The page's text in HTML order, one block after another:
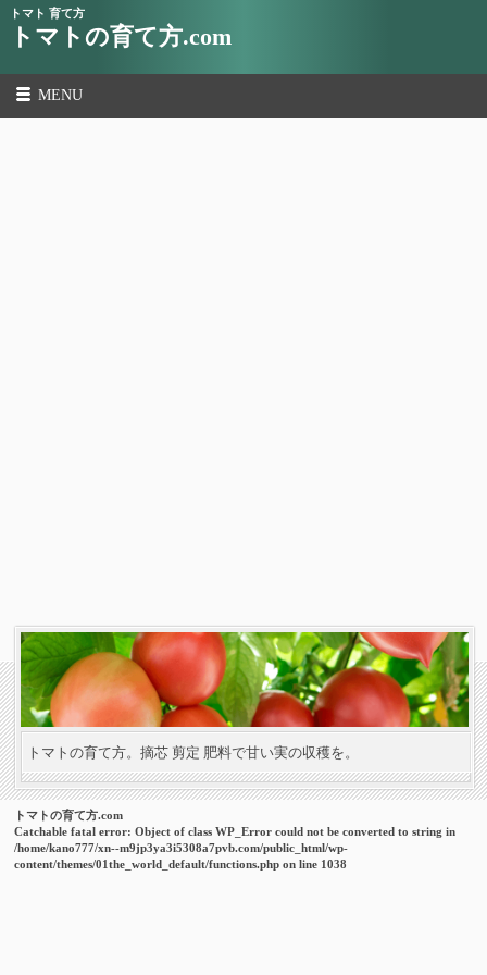
トマト 育て方
トマトの育て方.com
MENU
トマトの育て方。摘芯 剪定 肥料で甘い実の収穫を。
トマトの育て方.com
Catchable fatal error: Object of class WP_Error could not be converted to string in
/home/kano777/xn--m9jp3ya3i5308a7pvb.com/public_html/wp-
content/themes/01the_world_default/functions.php on line 1038